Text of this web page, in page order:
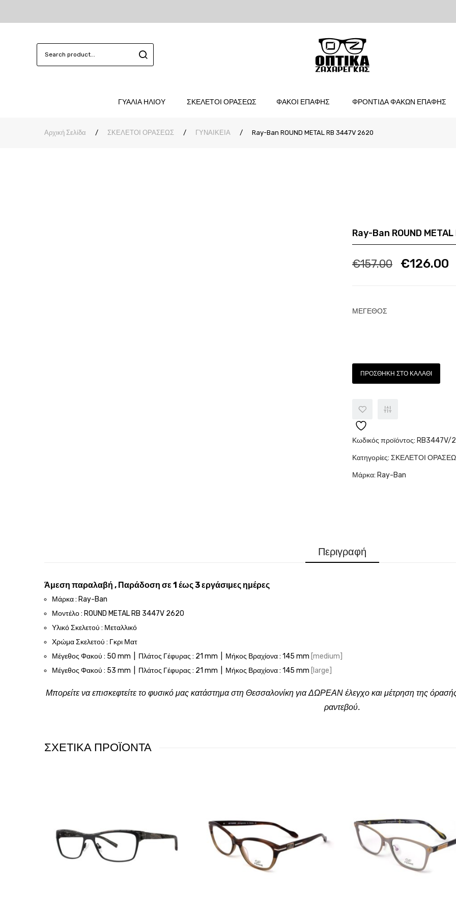
ΓΥΑΛΙΑ ΗΛΙΟΥ ΣΚΕΛΕΤΟΙ ΟΡΑΣΕΩΣ ΦΑΚΟΙ ΕΠΑΦΗΣ ΦΡΟΝΤΙΔΑ ΦΑΚΩΝ ΕΠΑΦΗΣ
Αρχική Σελίδα / ΣΚΕΛΕΤΟΙ ΟΡΑΣΕΩΣ / ΓΥΝΑΙΚΕΙΑ / Ray-Ban ROUND METAL RB 3447V 2620
Ray-Ban ROUND
€157.00 Ποσότητα
€126.00
ΜΕΓΕΘΟΣ
Ποσότητα
ΠΡΟΣΘΉΚΗ ΣΤΟ ΚΑΛΆΘΙ
Κωδικός προϊόντος: RB3447V/
Κατηγορίες: ΣΚΕΛΕΤΟΙ
Μάρκα: Ray-Ban
Περιγραφή
Άμεση παραλαβή , Παράδοση σε 1 έως 3 εργάσιμες ημέρες
Μάρκα : Ray-Ban
Μοντέλο : ROUND METAL RB 3447V 2620
Υλικό Σκελετού : Μεταλλικό
Χρώμα Σκελετού : Γκρι Ματ
Μέγεθος Φακού : 50 mm | Πλάτος Γέφυρας : 21 mm | Μήκος Βραχίονα : 145 mm [medium]
Μέγεθος Φακού : 53 mm | Πλάτος Γέφυρας : 21 mm | Μήκος Βραχίονα : 145 mm
[large]
Μπορείτε να επισκεφτείτε το φυσικό μας κατάστημα στη Θεσσαλονίκη για ΔΩΡΕΑΝ έλεγχο και μέτρηση της
ραντεβού.
ΣΧΕΤΙΚΑ ΠΡΟΪΟΝΤΑ